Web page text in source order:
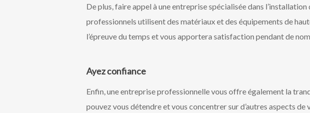
De plus, faire appel à une entreprise spécialisée dans
professionnels utilisent des matériaux et des équipements de
l’épreuve du temps et vous apportera satisfaction pendant de
Ayez confiance
Enfin, une entreprise professionnelle vous offre également la
pouvez vous détendre et vous concentrer sur d’autres aspects